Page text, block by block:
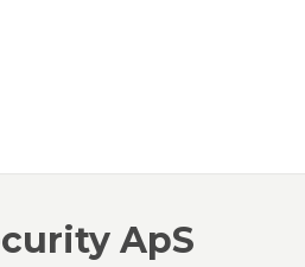
ApS